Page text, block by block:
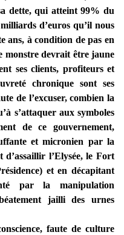
dette, qui atteint 99% du
d’euros qu’il nous
ans, à condition de pas en
monstre devrait être jaune
ses clients, profiteurs et
chronique sont ses
de l’excuser, combien la
s’attaquer aux symboles
de ce gouvernement,
et micronien par la
d’assaillir l’Elysée, le Fort
et en décapitant
par la manipulation
jailli des urnes
faute de culture